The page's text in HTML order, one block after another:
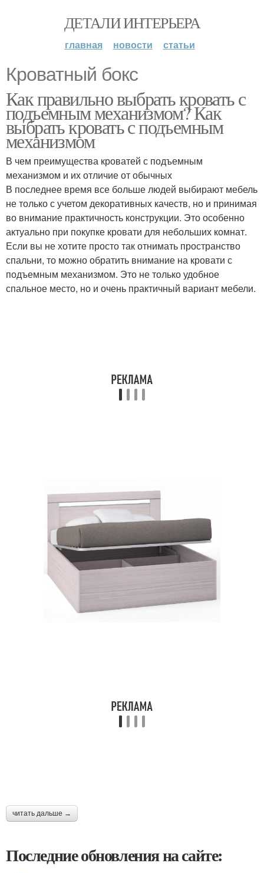
ДЕТАЛИ ИНТЕРЬЕРА
главная новости статьи
Кроватный бокс
Как правильно выбрать кровать с
подъемным механизмом? Как
выбрать кровать с подъемным
механизмом
В чем преимущества кроватей с подъемным
механизмом и их отличие от обычных
В последнее время все больше людей выбирают мебель
не только с учетом декоративных качеств, но и принимая
во внимание практичность конструкции. Это особенно
актуально при покупке кровати для небольших комнат.
Если вы не хотите просто так отнимать пространство
спальни, то можно обратить внимание на кровати с
подъемным механизмом. Это не только удобное
спальное место, но и очень практичный вариант мебели.
читать дальше →
Последние обновления на сайте: